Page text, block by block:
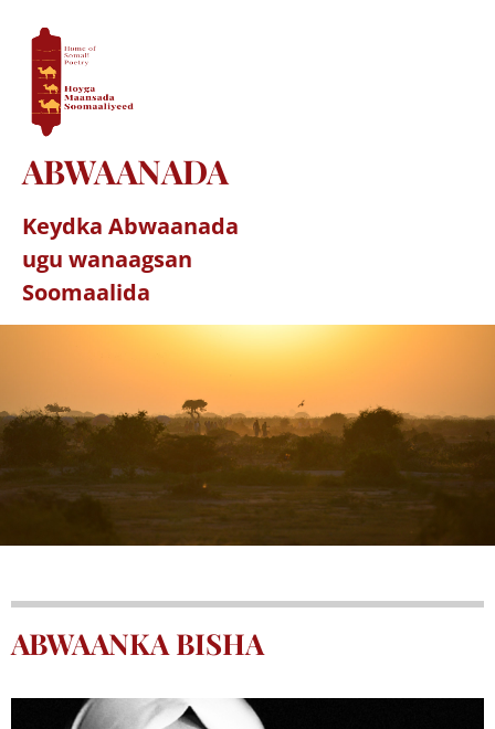
ABWAANADA
Keydka Abwaanada
ugu wanaagsan
Soomaalida
ABWAANKA BISHA